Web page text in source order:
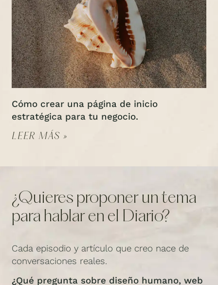
Cómo crear una página de inicio
estratégica para tu negocio.
LEER MÁS »
¿Quieres proponer un tema
para hablar en el Diario?
Cada episodio y artículo que creo nace de
conversaciones reales.
¿Qué pregunta sobre diseño humano, web